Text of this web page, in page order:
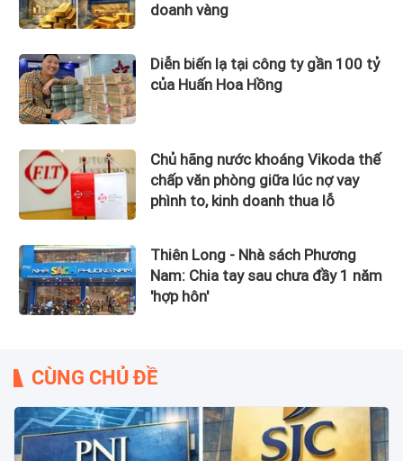
doanh vàng
Diễn biến lạ tại công ty gần 100 tỷ
của Huấn Hoa Hồng
Chủ hãng nước khoáng Vikoda thế
chấp văn phòng giữa lúc nợ vay
phình to, kinh doanh thua lỗ
Thiên Long - Nhà sách Phương
Nam: Chia tay sau chưa đầy 1 năm
'hợp hôn'
CÙNG CHỦ ĐỀ